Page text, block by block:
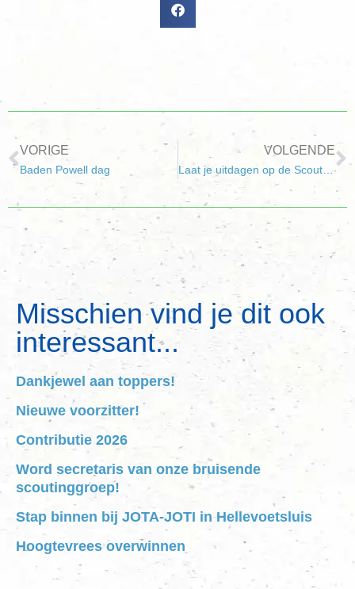
VORIGE
Baden Powell dag
VOLGENDE
Laat je uitdagen op de Scout It Out! op zaterdag 16 maart
Misschien vind je dit ook
interessant...
Dankjewel aan toppers!
Nieuwe voorzitter!
Contributie 2026
Word secretaris van onze bruisende
scoutinggroep!
Stap binnen bij JOTA-JOTI in Hellevoetsluis
Hoogtevrees overwinnen